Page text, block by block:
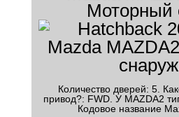
Количество дверей: 5.
привод?: FWD. У MAZDA2
Кодовое название